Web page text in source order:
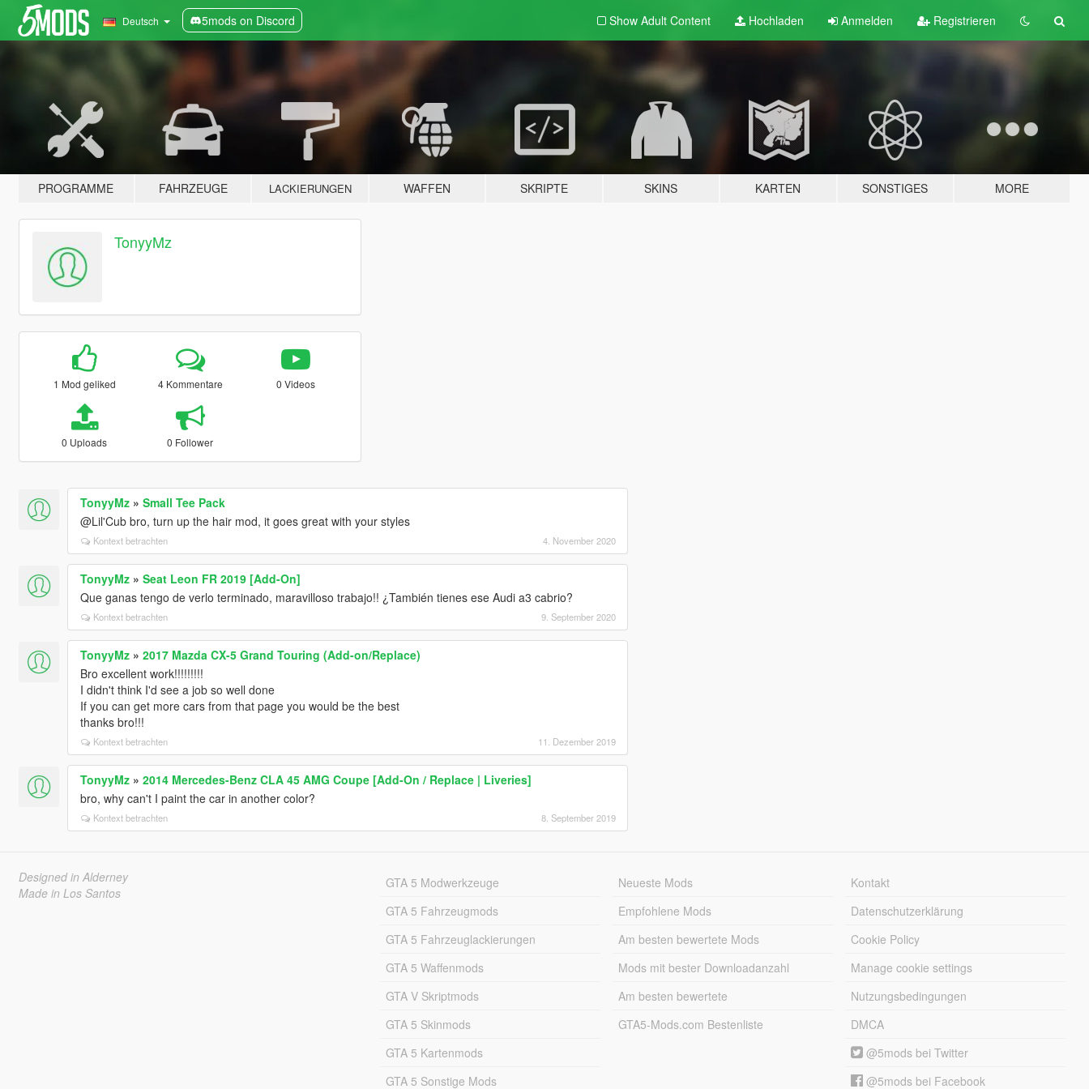
Deutsch 5mods on Discord Show Adult Content Hochladen Anmelden Registrieren
PROGRAMME FAHRZEUGE LACKIERUNGEN WAFFEN SKRIPTE SKINS KARTEN SONSTIGES MORE
TonyyMz
1 Mod geliked 4 Kommentare 0 Videos
0 Uploads 0 Follower
TonyyMz» Small Tee Pack
@Lil'Cub bro, turn up the hair mod, it goes great with your styles
Kontext betrachten 4. November 2020
TonyyMz» Seat Leon FR 2019 [Add-On]
Que ganas tengo de verlo terminado, maravilloso trabajo!! ¿También tienes ese Audi a3 cabrio?
Kontext betrachten 9. September 2020
TonyyMz» 2017 Mazda CX-5 Grand Touring (Add-on/Replace)
Bro excellent work!!!!!!!!!
I didn't think I'd see a job so well done
If you can get more cars from that page you would be the best
thanks bro!!!
Kontext betrachten 11. Dezember 2019
TonyyMz» 2014 Mercedes-Benz CLA 45 AMG Coupe [Add-On / Replace | Liveries]
bro, why can't I paint the car in another color?
Kontext betrachten 8. September 2019
Designed in Alderney
Made in Los Santos
GTA 5 Modwerkzeuge
GTA 5 Fahrzeugmods
GTA 5 Fahrzeuglackierungen
GTA 5 Waffenmods
GTA V Skriptmods
GTA 5 Skinmods
GTA 5 Kartenmods
GTA 5 Sonstige Mods
Neueste Mods
Empfohlene Mods
Am besten bewertete Mods
Mods mit bester Downloadanzahl
Am besten bewertete
GTA5-Mods.com Bestenliste
Kontakt
Datenschutzerklärung
Cookie Policy
Manage cookie settings
Nutzungsbedingungen
DMCA
@5mods bei Twitter
@5mods bei Facebook